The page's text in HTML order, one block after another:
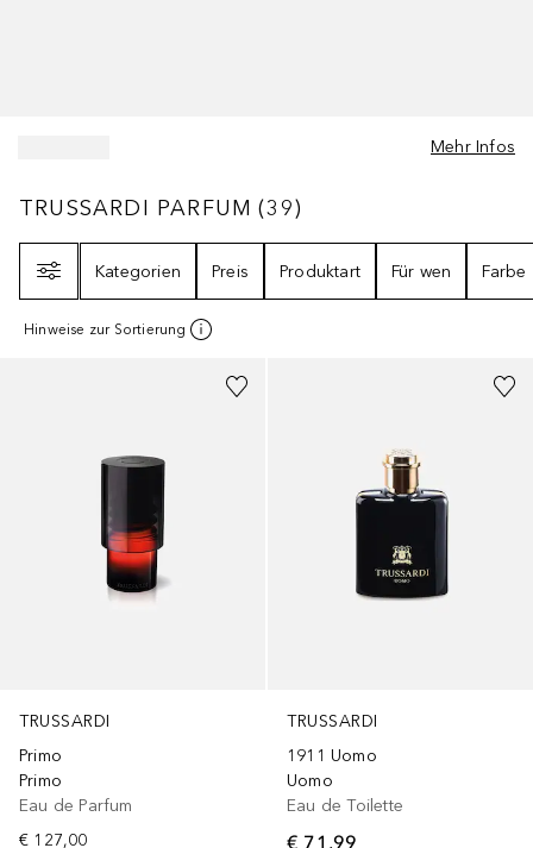
Mehr Infos
TRUSSARDI PARFUM 39
TRUSSARDI PARFUM (39)
Kategorien
Preis Produktart Für wen Farbe
Hinweise zur Sortierung
TRUSSARDI
Primo
Primo
Eau de Parfum
€ 127,00
TRUSSARDI
1911 Uomo
Uomo
Eau de Toilette
€ 71,99